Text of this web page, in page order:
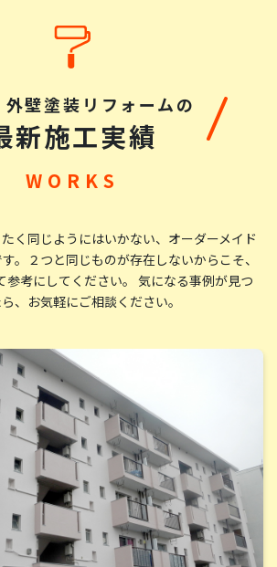
装を依頼して後悔なしです。正解でし
あることではなく、どこの業者に依頼
意味、賭けでもあり、一発勝負となりま
、すべてが終わってしまったあとのこと
ホームページは良い事を宣伝する媒
取らないと、うまい言葉にのせられま
くらさくら、ということもあるだろう
。そのように疑心暗鬼になって、こちら
気持に至り、決断をしました。結果、
、大当たり、大正解、後悔なし、です。
されていますが、塗装の技術の確か
な仕事、優秀な若い職人さん、深から
ュニケーション、礼儀正しさ、気持よ
素晴らしいものでした。
外壁塗装リフォームの
新施工実績
く同じようにはいかない、オーダーメイド
。 ２つと同じものが存在しないからこそ、
参考にしてください。 気になる事例が見つ
、お気軽にご相談ください。